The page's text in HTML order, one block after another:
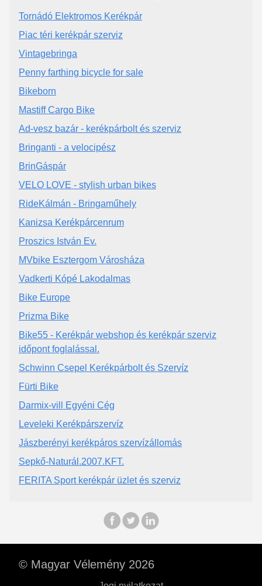
Tornádó Elektromos Kerékpár
Piac téri kerékpár szerviz
Vintagebringa
Penny farthing bicycle for sale
Bikeborn
Mastiff Cargo Bike
Ad-vesz bazár - kerékpárbolt és szerviz
Bringanti - a velocipész
BrinGáspár
VELO LOVE - stylish urban bikes
RideKálmán - Bringaműhely
Kanizsa Kerékpárcenrum
Proszics István Ev.
MVbike Esztergom Városháza
Vadkerti Kópé Lakodalmas
Bike Europe
Prizma Bike
Bike55 - Kerékpár webshop és kerékpár szerviz
időpont foglalással.
Schwinn Csepel Kerékpárbolt és Szervíz
Fürti Bike
Darmix-vill Egyéni Cég
Leveleki Kerékpárszervíz
Jászberényi kerékpáros szervízállomás
Sepkő-Naturál.2007.KFT.
FERITA Sport kerékpár üzlet és szerviz
© Magyar Vélemény 2026